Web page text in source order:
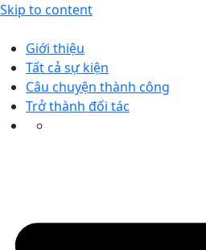
Skip to content
Giới thiệu
Tất cả sự kiện
Câu chuyện thành công
Trở thành đối tác